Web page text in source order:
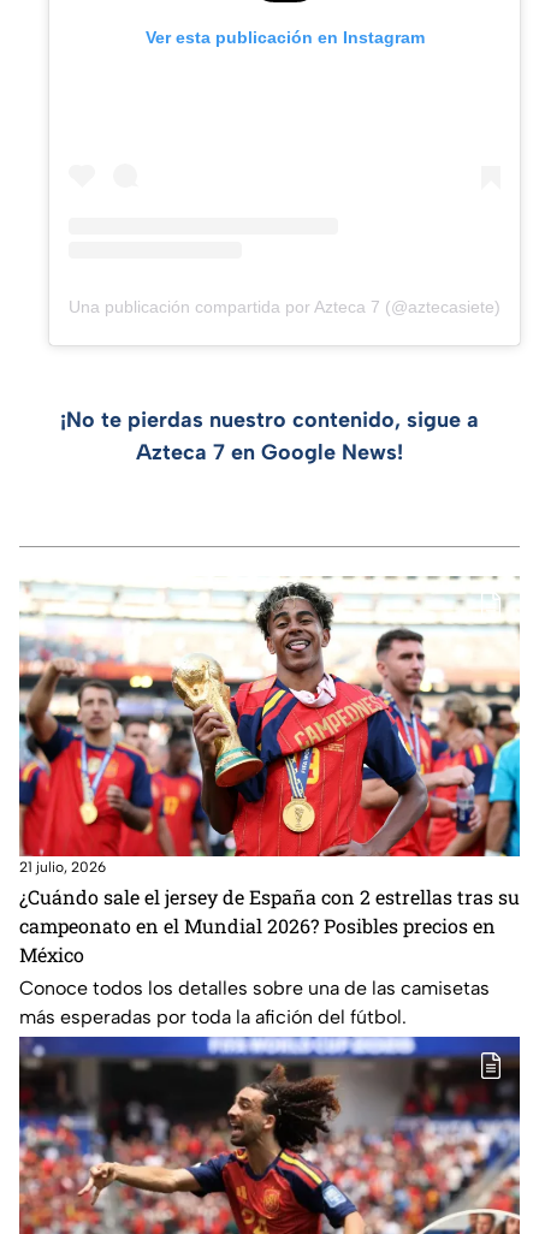
Ver esta publicación en Instagram
Una publicación compartida por Azteca 7 (@aztecasiete)
¡No te pierdas nuestro contenido, sigue a
Azteca 7 en Google News!
21 julio, 2026
¿Cuándo sale el jersey de España con 2 estrellas tras su
campeonato en el Mundial 2026? Posibles precios en
México
Conoce todos los detalles sobre una de las camisetas
más esperadas por toda la afición del fútbol.